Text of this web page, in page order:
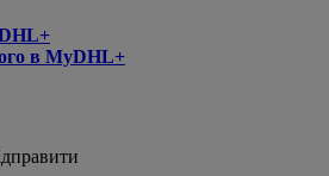
в MyDHL+